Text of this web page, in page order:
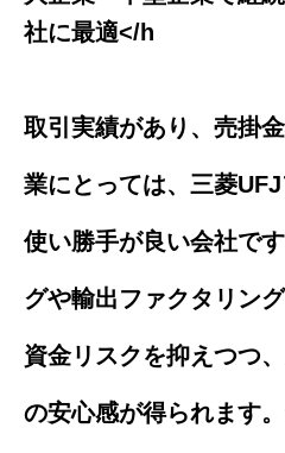
社に最適</h
取引実績があり、売掛
業にとっては、三菱
使い勝手が良い会社で
グや輸出ファクタリン
資金リスクを抑えつつ
の安心感が得られます